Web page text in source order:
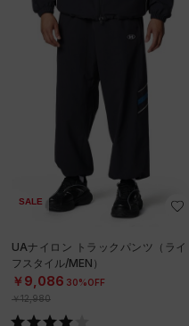
SALE
UAナイロン トラックパンツ（ライ
フスタイル/MEN）
￥9,086 30%OFF
￥12,980